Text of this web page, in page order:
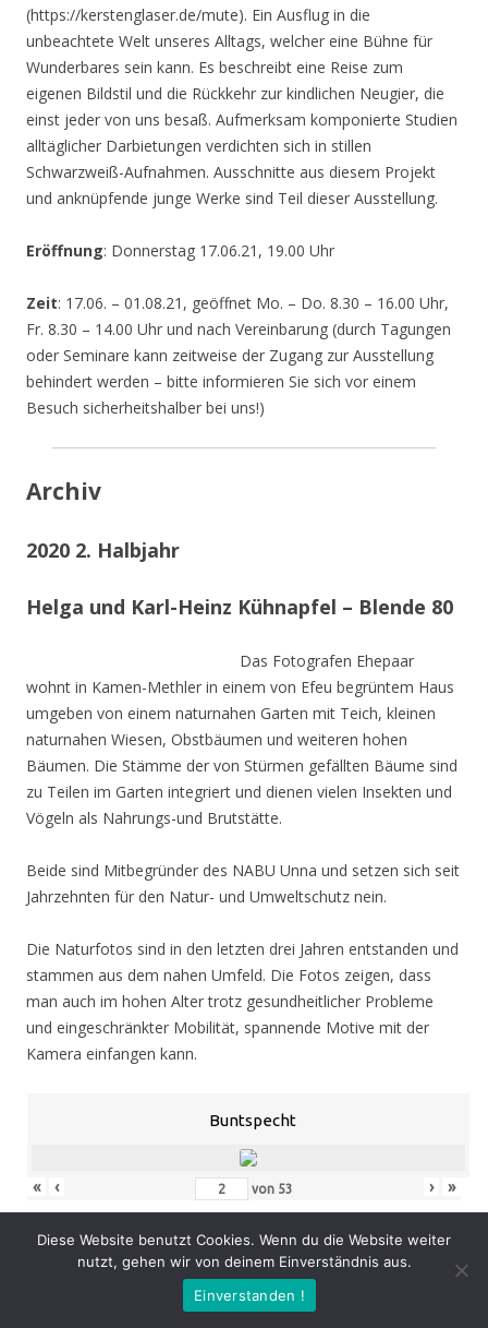
(https://kerstenglaser.de/mute). Ein Ausflug in die
unbeachtete Welt unseres Alltags, welcher eine Bühne für
Wunderbares sein kann. Es beschreibt eine Reise zum
eigenen Bildstil und die Rückkehr zur kindlichen Neugier, die
einst jeder von uns besaß. Aufmerksam komponierte Studien
alltäglicher Darbietungen verdichten sich in stillen
Schwarzweiß-Aufnahmen. Ausschnitte aus diesem Projekt
und anknüpfende junge Werke sind Teil dieser Ausstellung.
Eröffnung: Donnerstag 17.06.21, 19.00 Uhr
Zeit: 17.06. – 01.08.21, geöffnet Mo. – Do. 8.30 – 16.00 Uhr,
Fr. 8.30 – 14.00 Uhr und nach Vereinbarung (durch Tagungen
oder Seminare kann zeitweise der Zugang zur Ausstellung
behindert werden – bitte informieren Sie sich vor einem
Besuch sicherheitshalber bei uns!)
Archiv
2020 2. Halbjahr
Helga und Karl-Heinz Kühnapfel – Blende 80
Das Fotografen Ehepaar
wohnt in Kamen-Methler in einem von Efeu begrüntem Haus
umgeben von einem naturnahen Garten mit Teich, kleinen
naturnahen Wiesen, Obstbäumen und weiteren hohen
Bäumen. Die Stämme der von Stürmen gefällten Bäume sind
zu Teilen im Garten integriert und dienen vielen Insekten und
Vögeln als Nahrungs-und Brutstätte.
Beide sind Mitbegründer des NABU Unna und setzen sich seit
Jahrzehnten für den Natur- und Umweltschutz nein.
Die Naturfotos sind in den letzten drei Jahren entstanden und
stammen aus dem nahen Umfeld. Die Fotos zeigen, dass
man auch im hohen Alter trotz gesundheitlicher Probleme
und eingeschränkter Mobilität, spannende Motive mit der
Kamera einfangen kann.
Buntspecht
« ‹ von 53 › »
: Donnerstag 05.11.20, 19.00 Uhr
: 05.11. – 07.02.21, geöffnet Mo. – Do. 8.30 – 16.00 Uhr,
Diese Website benutzt Cookies. Wenn du die Website weiter
nutzt, gehen wir von deinem Einverständnis aus.
Einverstanden !